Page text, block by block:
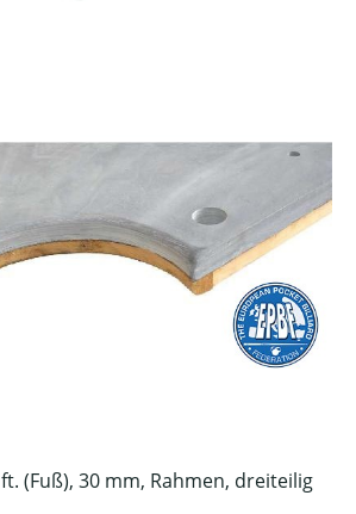
(Fuß), 30 mm, Rahmen, dreiteilig